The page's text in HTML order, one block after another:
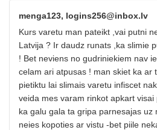
menga123, logins256@inbox.lv
Kurs varetu man pateikt ,vai putni
Latvija ? Ir daudz runats ,ka slimie
! Bet neviens no gudriniekiem nav
celam ari atpusas ! man skiet ka ar
pietiktu lai slimais varetu infiscet
veida mes varam rinkot apkart visai
ka galu gala ta gripa parnesajas uz
neies kopoties ar vistu -bet piile